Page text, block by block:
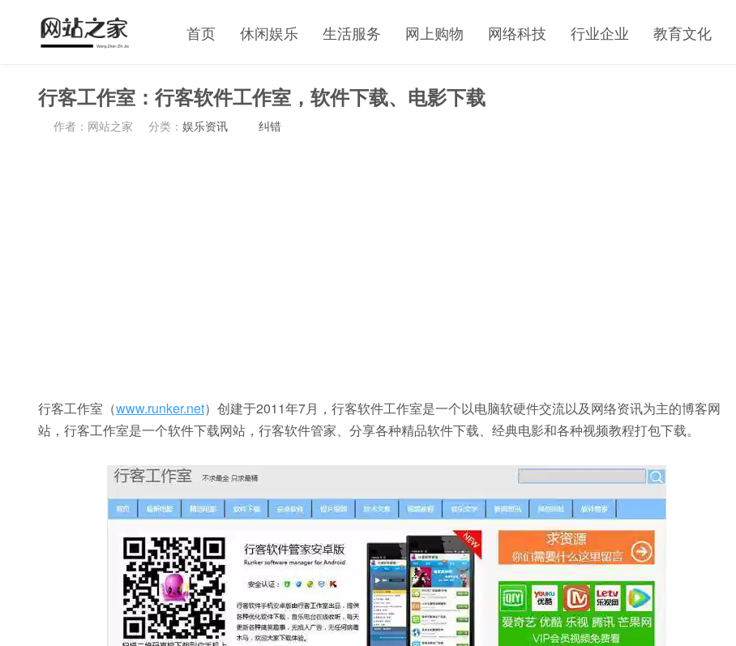
首页 休闲娱乐 生活服务 网上购物 网络科技 行业企业 教育文化
行客工作室：行客软件工作室，软件下载、电影下载
作者：网站之家 分类： 娱乐资讯 纠错
行客工作室（www.runker.net）创建于2011年7月，行客软件工作室是一个以电脑软硬件交流以及网络资讯为主的博客网
站，行客工作室是一个软件下载网站，行客软件管家、分享各种精品软件下载、经典电影和各种视频教程打包下载。